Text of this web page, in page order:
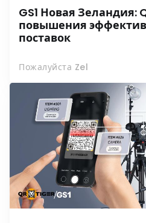
GS1 Новая Зеландия:
повышения
поставок
Пожалуйста Zel